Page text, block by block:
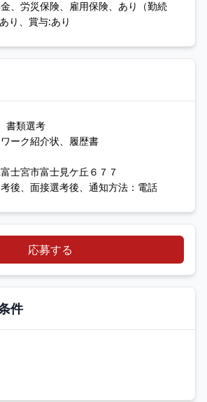
、労災保険、雇用保険、あり（勤続
り、賞与:あり
書類選考
ーク紹介状、履歴書
士宮市富士見ケ丘６７７
後、面接選考後、通知方法：電話
応募する
件